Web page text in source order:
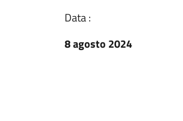
Data :
8 agosto 2024